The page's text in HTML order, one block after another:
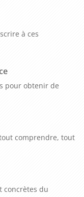
régulièrement
de réussite et de
à ces
pour obtenir de
comprendre, tout
concrètes du